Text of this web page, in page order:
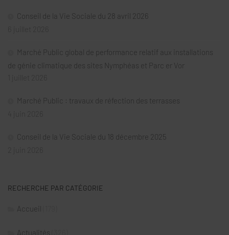
Conseil de la Vie Sociale du 28 avril 2026
Marché Public global de performance relatif aux installations
de génie climatique des sites Nymphéas et Parc er Vor
Marché Public : travaux de réfection des terrasses
Conseil de la Vie Sociale du 18 décembre 2025
RECHERCHE PAR CATÉGORIE
Accueil
Actualités